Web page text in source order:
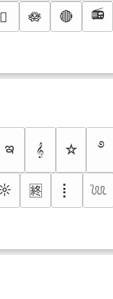
🫟 🪷 🔴 📻
ఇ 𝄞 ☆ ࿔
🈡 ⡇ 𓆙